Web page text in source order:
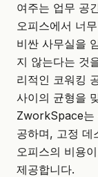
여주는 업무 공
오피스에서 너
비싼 사무실을
지 않는다는 것
리적인 코워킹
사이의 균형을
ZworkSpace는
공하며, 고정 데
오피스의 비용
제공합니다.